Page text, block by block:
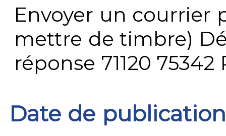
Envoyer un courrier
mettre de timbre)
réponse 71120 75342
Date de publication